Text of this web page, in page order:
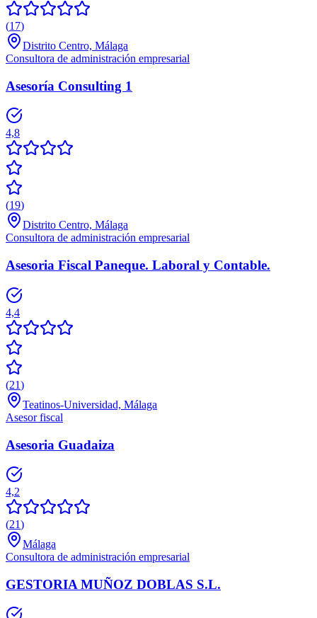
(17)
Distrito Centro, Málaga
Consultora de administración empresarial
Asesoría Consulting 1
4,8
(19)
Distrito Centro, Málaga
Consultora de administración empresarial
Asesoria Fiscal Paneque. Laboral y Contable.
4,4
(21)
Teatinos-Universidad, Málaga
Asesor fiscal
Asesoria Guadaiza
4,2
(21)
Málaga
Consultora de administración empresarial
GESTORIA MUÑOZ DOBLAS S.L.